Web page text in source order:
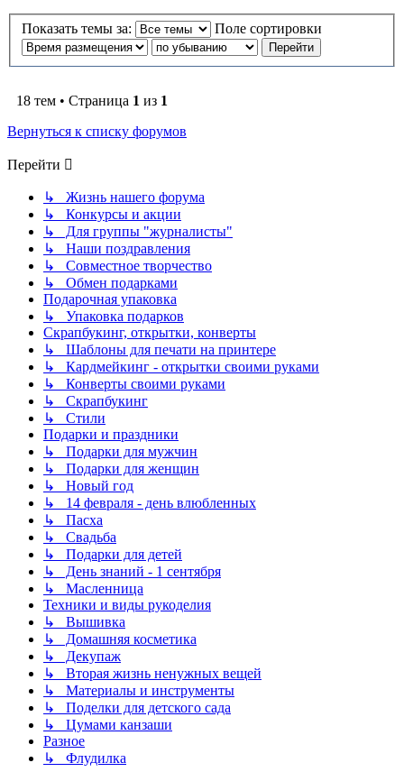
Показать темы за: Поле сортировки
18 тем • Страница 1 из 1
Вернуться к списку форумов
Перейти
↳ Жизнь нашего форума
↳ Конкурсы и акции
↳ Для группы "журналисты"
↳ Наши поздравления
↳ Совместное творчество
↳ Обмен подарками
Подарочная упаковка
↳ Упаковка подарков
Скрапбукинг, открытки, конверты
↳ Шаблоны для печати на принтере
↳ Кардмейкинг - открытки своими руками
↳ Конверты своими руками
↳ Скрапбукинг
↳ Стили
Подарки и праздники
↳ Подарки для мужчин
↳ Подарки для женщин
↳ Новый год
↳ 14 февраля - день влюбленных
↳ Пасха
↳ Свадьба
↳ Подарки для детей
↳ День знаний - 1 сентября
↳ Масленница
Техники и виды рукоделия
↳ Вышивка
↳ Домашняя косметика
↳ Декупаж
↳ Вторая жизнь ненужных вещей
↳ Материалы и инструменты
↳ Поделки для детского сада
↳ Цумами канзаши
Разное
↳ Флудилка